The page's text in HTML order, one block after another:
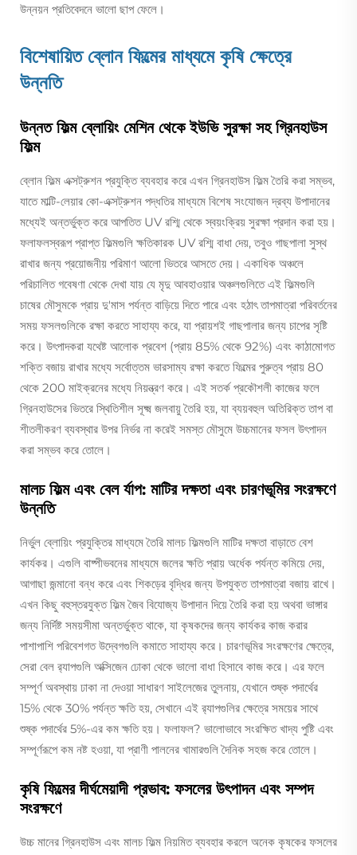
উন্নয়ন প্রতিবেদনে ভালো ছাপ ফেলে।
বিশেষায়িত ব্লোন ফিল্মের মাধ্যমে কৃষি ক্ষেত্রে
উন্নতি
উন্নত ফিল্ম ব্লোয়িং মেশিন থেকে ইউভি সুরক্ষা সহ গ্রিনহাউস
ফিল্ম
ব্লোন ফিল্ম এক্সট্রুশন প্রযুক্তি ব্যবহার করে এখন গ্রিনহাউস ফিল্ম তৈরি করা সম্ভব,
যাতে মাল্টি-লেয়ার কো-এক্সট্রুশন পদ্ধতির মাধ্যমে বিশেষ সংযোজন দ্রব্য উপাদানের
মধ্যেই অন্তর্ভুক্ত করে আপতিত UV রশ্মি থেকে স্বয়ংক্রিয় সুরক্ষা প্রদান করা হয়।
ফলাফলস্বরূপ প্রাপ্ত ফিল্মগুলি ক্ষতিকারক UV রশ্মি বাধা দেয়, তবুও গাছপালা সুস্থ
রাখার জন্য প্রয়োজনীয় পরিমাণ আলো ভিতরে আসতে দেয়। একাধিক অঞ্চলে
পরিচালিত গবেষণা থেকে দেখা যায় যে মৃদু আবহাওয়ার অঞ্চলগুলিতে এই ফিল্মগুলি
চাষের মৌসুমকে প্রায় দু'মাস পর্যন্ত বাড়িয়ে দিতে পারে এবং হঠাৎ তাপমাত্রা পরিবর্তনের
সময় ফসলগুলিকে রক্ষা করতে সাহায্য করে, যা প্রায়শই গাছপালার জন্য চাপের সৃষ্টি
করে। উৎপাদকরা যথেষ্ট আলোক প্রবেশ (প্রায় 85% থেকে 92%) এবং কাঠামোগত
শক্তি বজায় রাখার মধ্যে সর্বোত্তম ভারসাম্য রক্ষা করতে ফিল্মের পুরুত্ব প্রায় 80
থেকে 200 মাইক্রনের মধ্যে নিয়ন্ত্রণ করে। এই সতর্ক প্রকৌশলী কাজের ফলে
গ্রিনহাউসের ভিতরে স্থিতিশীল সূক্ষ্ম জলবায়ু তৈরি হয়, যা ব্যয়বহুল অতিরিক্ত তাপ বা
শীতলীকরণ ব্যবস্থার উপর নির্ভর না করেই সমস্ত মৌসুমে উচ্চমানের ফসল উৎপাদন
করা সম্ভব করে তোলে।
মালচ ফিল্ম এবং বেল র্যাপ: মাটির দক্ষতা এবং চারণভূমির সংরক্ষণে
উন্নতি
নির্ভুল ব্লোয়িং প্রযুক্তির মাধ্যমে তৈরি মালচ ফিল্মগুলি মাটির দক্ষতা বাড়াতে বেশ
কার্যকর। এগুলি বাষ্পীভবনের মাধ্যমে জলের ক্ষতি প্রায় অর্ধেক পর্যন্ত কমিয়ে দেয়,
আগাছা জন্মানো বন্ধ করে এবং শিকড়ের বৃদ্ধির জন্য উপযুক্ত তাপমাত্রা বজায় রাখে।
এখন কিছু বহুস্তরযুক্ত ফিল্ম জৈব বিযোজ্য উপাদান দিয়ে তৈরি করা হয় অথবা ভাঙ্গার
জন্য নির্দিষ্ট সময়সীমা অন্তর্ভুক্ত থাকে, যা কৃষকদের জন্য কার্যকর কাজ করার
পাশাপাশি পরিবেশগত উদ্বেগগুলি কমাতে সাহায্য করে। চারণভূমির সংরক্ষণের ক্ষেত্রে,
সেরা বেল র‍্যাপগুলি অক্সিজেন ঢোকা থেকে ভালো বাধা হিসাবে কাজ করে। এর ফলে
সম্পূর্ণ অবস্থায় ঢাকা না দেওয়া সাধারণ সাইলেজের তুলনায়, যেখানে শুষ্ক পদার্থের
15% থেকে 30% পর্যন্ত ক্ষতি হয়, সেখানে এই র‍্যাপগুলির ক্ষেত্রে সময়ের সাথে
শুষ্ক পদার্থের 5%-এর কম ক্ষতি হয়। ফলাফল? ভালোভাবে সংরক্ষিত খাদ্য পুষ্টি এবং
সম্পূর্ণরূপে কম নষ্ট হওয়া, যা প্রাণী পালনের খামারগুলি দৈনিক সহজ করে তোলে।
কৃষি ফিল্মের দীর্ঘমেয়াদী প্রভাব: ফসলের উৎপাদন এবং সম্পদ
সংরক্ষণে
উচ্চ মানের গ্রিনহাউস এবং মালচ ফিল্ম নিয়মিত ব্যবহার করলে অনেক কৃষকের ফসলের